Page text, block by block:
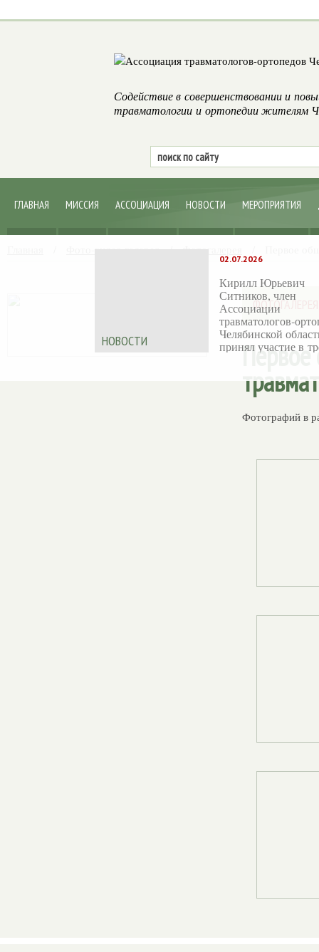
Содействие в совершенствовании и
травматологии и ортопедии жителям
ГЛАВНАЯ МИССИЯ АССОЦИАЦИЯ НОВОСТИ МЕРОПРИЯТИЯ
02.07.2026
Кирилл Юрьевич
Ситников, член
Ассоциации
Челябинской
принял участие в
образовательной
Ассоциации
«Артромастер—
Обучающее
KAZAN.
НОВОСТИ
Фото-видео галерея / Фотогалерея
ФОТОГАЛЕРЕЯ
Фотографий в